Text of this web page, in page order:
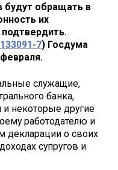
будут обращать в
их
7) Госдума
служащие,
банка,
и некоторые другие
работодателю и
декларации о своих
супругов и